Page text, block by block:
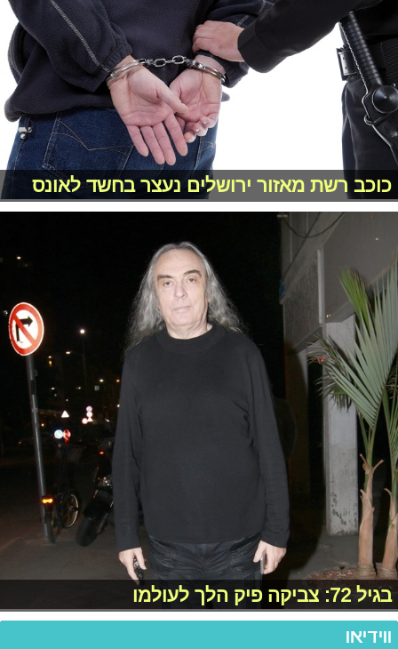
כוכב רשת מאזור ירושלים נעצר בחשד לאונס
בגיל 72: צביקה פיק הלך לעולמו
ווידיאו